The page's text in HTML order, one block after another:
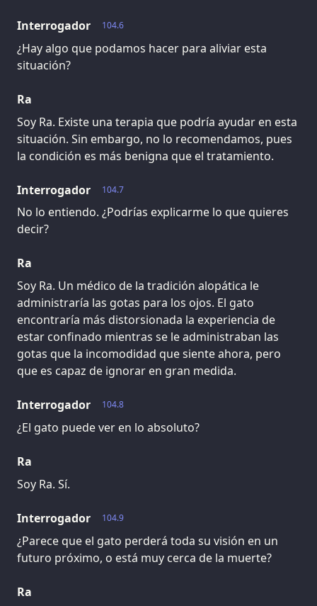
104.6
Interrogador
¿Hay algo que podamos hacer para aliviar esta
situación?
Ra
Soy Ra. Existe una terapia que podría ayudar en esta
situación. Sin embargo, no lo recomendamos, pues
la condición es más benigna que el tratamiento.
104.7
Interrogador
No lo entiendo. ¿Podrías explicarme lo que quieres
decir?
Ra
Soy Ra. Un médico de la tradición alopática le
administraría las gotas para los ojos. El gato
encontraría más distorsionada la experiencia de
estar confinado mientras se le administraban las
gotas que la incomodidad que siente ahora, pero
que es capaz de ignorar en gran medida.
104.8
Interrogador
¿El gato puede ver en lo absoluto?
Ra
Soy Ra. Sí.
104.9
Interrogador
¿Parece que el gato perderá toda su visión en un
futuro próximo, o está muy cerca de la muerte?
Ra